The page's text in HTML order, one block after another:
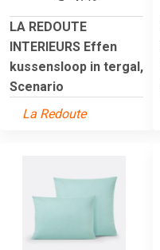
LA REDOUTE
INTERIEURS Effen
kussensloop in tergal,
Scenario
La Redoute